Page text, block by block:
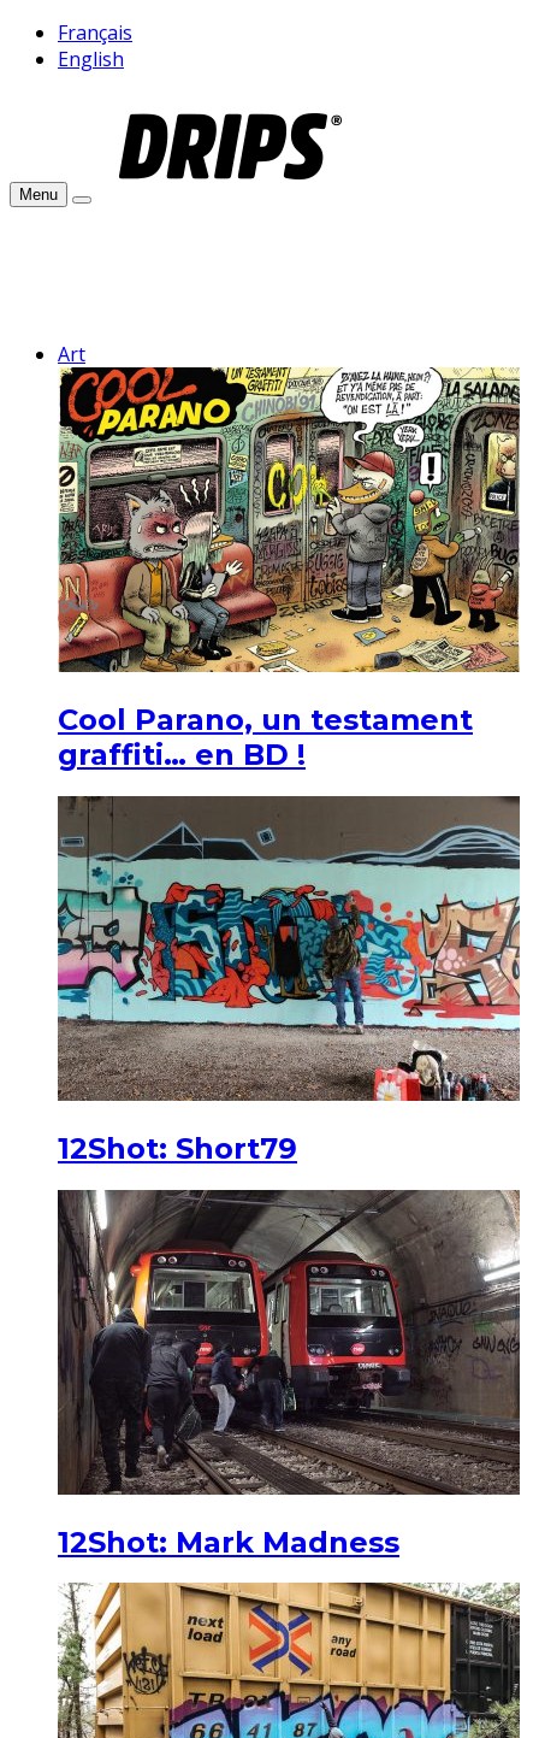
Français
English
Menu
Art
Cool Parano, un testament
graffiti… en BD !
12Shot: Short79
12Shot: Mark Madness